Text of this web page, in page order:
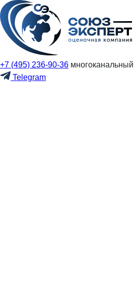
+7 (495) 236-90-36 многоканальный
Telegram